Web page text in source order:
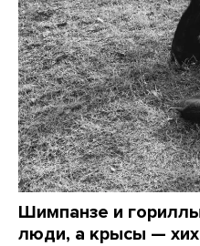
Шимпанзе и
люди, а крысы —